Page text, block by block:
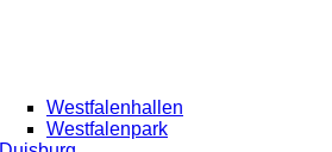
Westfalenhallen
Westfalenpark